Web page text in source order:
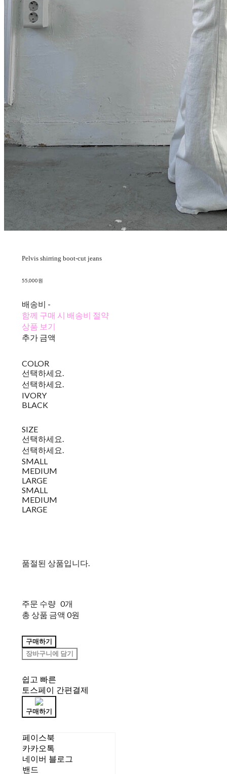
Pelvis shirring boot-cut jeans
55,000원
배송비 -
함께 구매 시 배송비 절약
상품 보기
추가 금액
COLOR
선택하세요.
선택하세요.
IVORY
BLACK
SIZE
선택하세요.
선택하세요.
SMALL
MEDIUM
LARGE
SMALL
MEDIUM
LARGE
품절된 상품입니다.
주문 수량 0개
총 상품 금액 0원
구매하기
장바구니에 담기
쉽고 빠른
토스페이 간편결제
구매하기
페이스북
카카오톡
네이버 블로그
밴드